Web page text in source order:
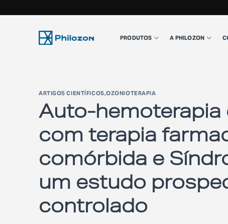
PRODUTOS A PHILOZON
ARTIGOS CIENTÍFICOS,OZONIOTERAPIA
Auto-hemoterapia
com terapia
comórbida e
um estudo
controlado